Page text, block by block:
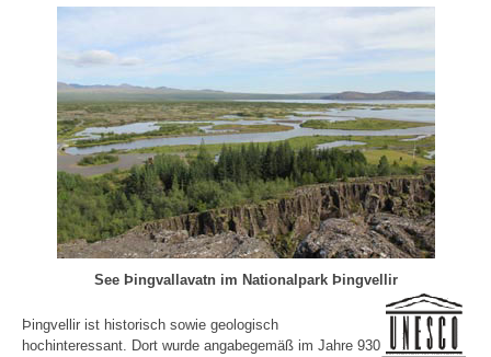
See Þingvallavatn im Nationalpark Þingvellir
Þingvellir ist historisch sowie geologisch
hochinteressant. Dort wurde angabegemäß im Jahre 930